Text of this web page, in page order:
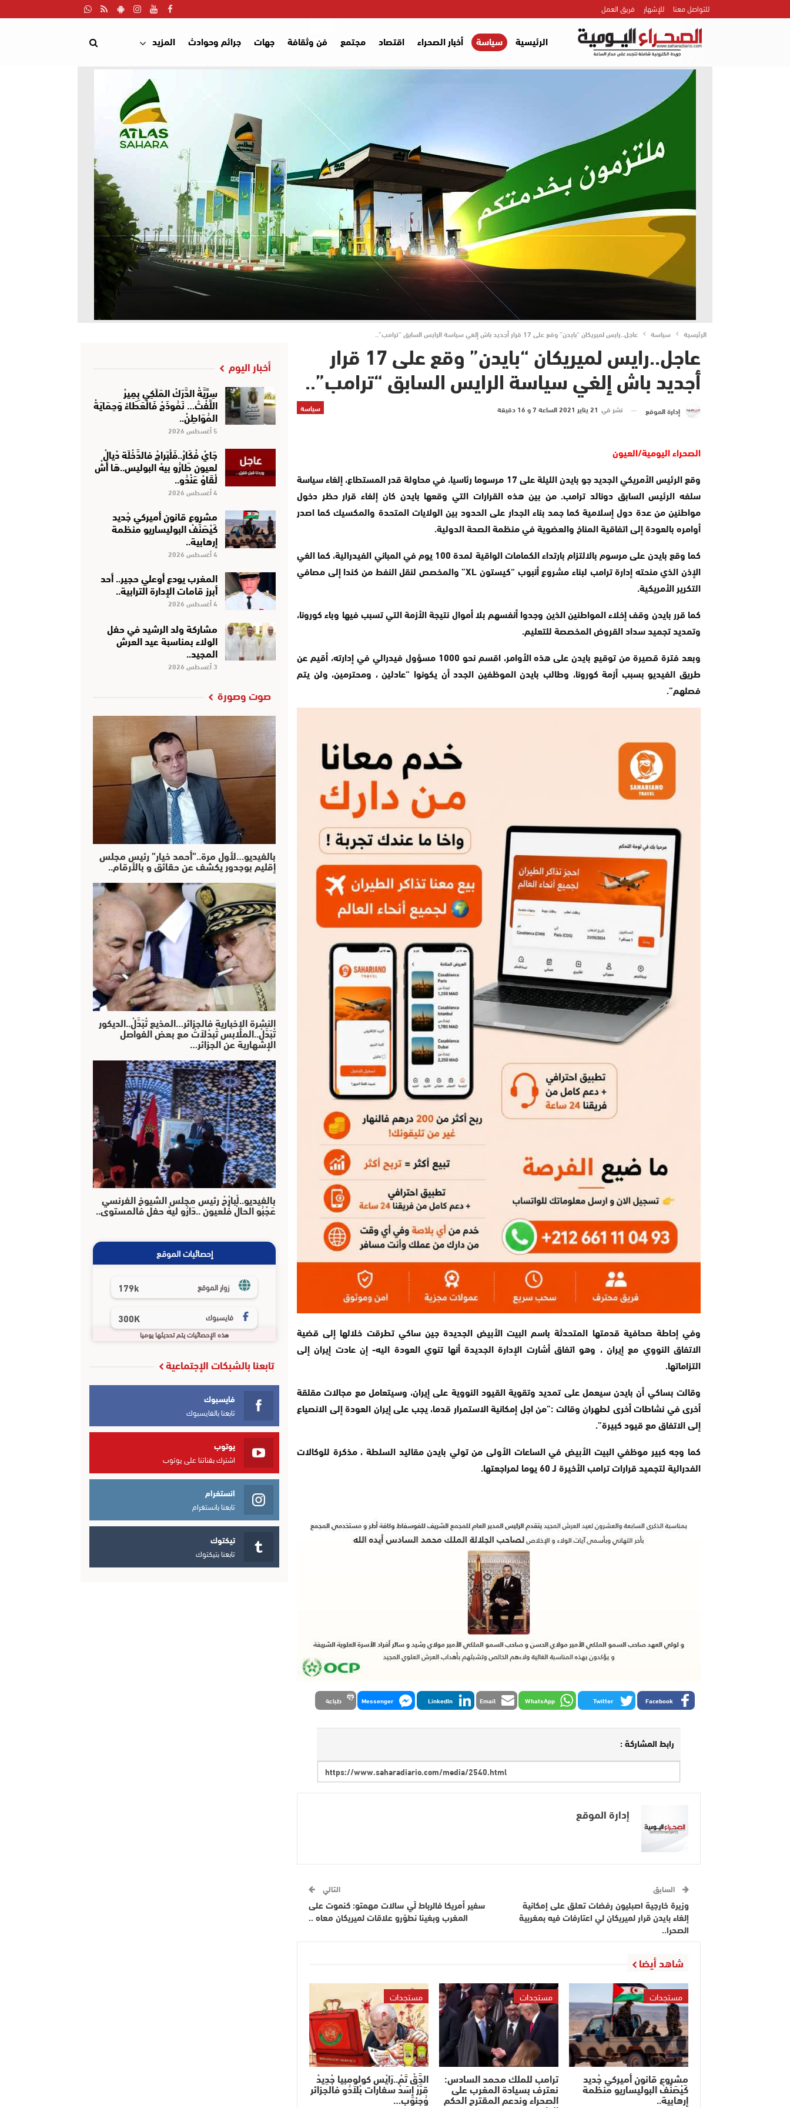
للتواصل معنا للإشهار فريق العمل
الرئيسية سياسة أخبار الصحراء اقتصاد مجتمع فن وثقافة جهات جرائم وحوادث المزيد
الرئيسية سياسة عاجل..رايس لميريكان “بايدن” وقع على 17 قرار أجديد باش إلغي سياسة الرايس السابق “ترامب”..
عاجل..رايس لميريكان “بايدن” وقع على 17 قرار
أجديد باش إلغي سياسة الرايس السابق “ترامب”..
سياسة إدارة الموقع نشر في 21 يناير 2021 الساعة 7 و 16 دقيقة
الصحراء اليومية/العيون
وقع الرئيس الأمريكي الجديد جو بايدن الليلة على 17 مرسوما رئاسيا، في محاولة قدر المستطاع، إلغاء سياسة
سلفه الرئيس السابق دونالد ترامب. من بين هذه القرارات التي وقعها بايدن كان إلغاء قرار حظر دخول
مواطنين من عدة دول إسلامية كما جمد بناء الجدار على الحدود بين الولايات المتحدة والمكسيك كما اصدر
أوامره بالعودة إلى اتفاقية المناخ والعضوية في منظمة الصحة الدولية.
كما وقع بايدن على مرسوم بالالتزام بارتداء الكمامات الواقية لمدة 100 يوم في المباني الفيدرالية، كما الغي
الإذن الذي منحته إدارة ترامب لبناء مشروع أنبوب “كيستون XL” والمخصص لنقل النفط من كندا إلى مصافي
التكرير الأمريكية.
كما قرر بايدن وقف إخلاء المواطنين الذين وجدوا أنفسهم بلا أموال نتيجة الأزمة التي تسبب فيها وباء كورونا،
وتمديد تجميد سداد القروض المخصصة للتعليم.
وبعد فترة قصيرة من توقيع بايدن على هذه الأوامر، اقسم نحو 1000 مسؤول فيدرالي في إدارته، أقيم عن
طريق الفيديو بسبب أزمة كورونا، وطالب بايدن الموظفين الجدد أن يكونوا “عادلين ، ومحترمين، ولن يتم
فصلهم”.
وفي إحاطة صحافية قدمتها المتحدثة باسم البيت الأبيض الجديدة جين ساكي تطرقت خلالها إلى قضية
الاتفاق النووي مع إيران ، وهو اتفاق أشارت الإدارة الجديدة أنها تنوي العودة اليه- إن عادت إيران إلى
التزاماتها.
وقالت بساكي أن بايدن سيعمل على تمديد وتقوية القيود النووية على إيران، وسيتعامل مع مجالات مقلقة
أخرى في نشاطات أخرى لطهران وقالت :”من اجل إمكانية الاستمرار قدما، يجب على إيران العودة إلى الانصياع
إلى الاتفاق مع قيود كبيرة”.
كما وجه كبير موظفي البيت الأبيض في الساعات الأولى من تولي بايدن مقاليد السلطة ، مذكرة للوكالات
الفدرالية لتجميد قرارات ترامب الأخيرة لـ 60 يوما لمراجعتها.
Facebook
Twitter
WhatsApp
Email
LinkedIn
Messenger طباعة
رابط المشاركة :
إدارة الموقع
السابق
وزيرة خارجية اصبليون رفضات تعلق على إمكانية
إلغاء بايدن قرار لميريكان لي اعتارفات فيه بمغربية
الصحرا..
التالي
سفير أمريكا فالرباط لّي سالات مهمتو: كنموت على
المغرب وبغينا نطوّرو علاقات لميريكان معاه ..
شاهد أيضا
مستجدات
مشروع قانون أميركي جْديد
كَيْصَنَّفْ البوليساريو منظمة
إرهابية..
مستجدات
ترامب للملك محمد السادس:
نعترف بسيادة المغرب على
الصحراء وندعم المقترح الحكم
مستجدات
الدَّقْ تَمْ..رَايْس كولومبيا جْدِيدْ
قرَّرْ إِسَدْ سفارات بْلاَدُو فالجزائر
وُجنوب…
أخبار اليوم
سِرِّيَّةْ الدَّرَكْ المَلَكِي بِمِيرْ
اللِّفْتْ… نَمُوذَجْ فَالْعَطَاءْ وَحِمَايَةْ
المُوَاطِنْ..
5 أغسطس 2026
جَايْ فْكَارْ..فَلْبَراجْ فالدَّخْلَة دْيالْ
لعيون طَارُو بيهْ البوليس..هَا أشْ
لْقَاوْ عَنْدُو..
4 أغسطس 2026
مشروع قانون أميركي جْديد
كَيْصَنَّفْ البوليساريو منظمة
إرهابية..
4 أغسطس 2026
المغرب يودع أوعلي حجير.. أحد
أبرز قامات الإدارة الترابية..
4 أغسطس 2026
مشاركة ولد الرشيد في حفل
الولاء بمناسبة عيد العرش
المجيد..
3 أغسطس 2026
صوت وصورة
بالفيديو…لأول مرة..”أحمد خيار” رئيس مجلس
إقليم بوجدور يكشف عن حقائق و بالأرقام..
النشرة الإخبارية فالجزائر…المذيع تْبَدَّلْ..الديكور
تْبَدَّلْ..الملابس تْبدْلاَتْ مع بعض الفواصل
الإشهارية عن الجزائر…
بالفيديو..لْبارْحْ رئيس مجلس الشيوخ الفرنسي
عَجْبُو الحالْ فْلعيون ..دَارُو ليهْ حفل فالمستوى..
إحصائيات الموقع
زوار الموقع 179k
فايسبوك 300K
هذه الإحصائيات يتم تحديثها يوميا
تابعنا بالشبكات الإجتماعية
فايسبوك
تابعنا بالفايسبوك
يوتوب
اشترك بقناتنا على يوتوب
انستغرام
تابعنا بانستغرام
تيكتوك
تابعنا بتيكتوك